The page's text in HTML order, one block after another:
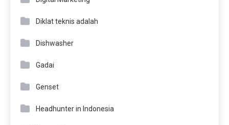
Diklat teknis adalah
Dishwasher
Gadai
Genset
Headhunter in Indonesia